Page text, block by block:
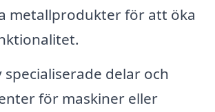
metallprodukter för att öka
specialiserade delar och
för maskiner eller